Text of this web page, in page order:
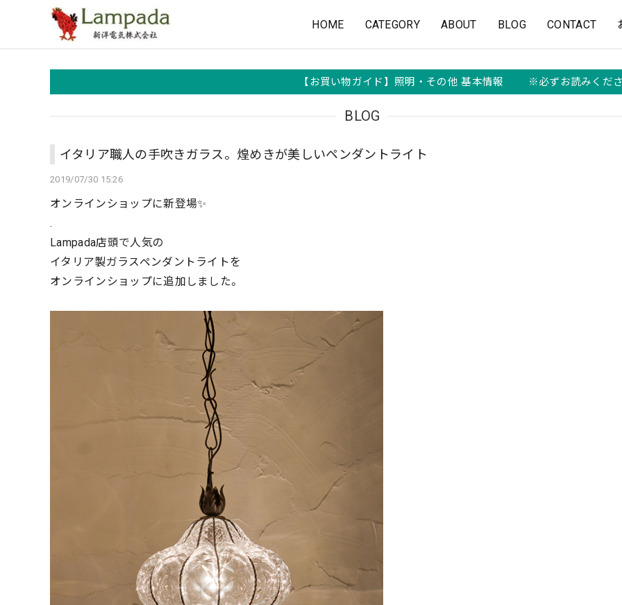
HOME CATEGORY ABOUT BLOG CONTACT
【お買い物ガイド】照明・その他 基本情報 ※必ずお読みくだ
BLOG
イタリア職人の手吹きガラス。煌めきが美しいペンダントライト
2019/07/30 15:26
オンラインショップに新登場✨
.
Lampada店頭で人気の
イタリア製ガラスペンダントライトを
オンラインショップに追加しました。